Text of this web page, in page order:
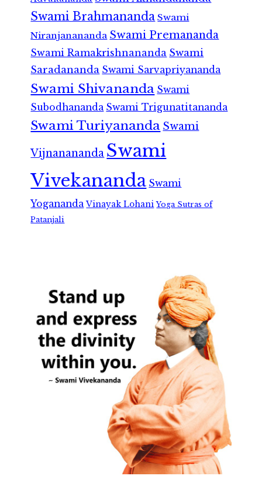
Swami Brahmananda Swami
Niranjanananda Swami Premananda
Swami Ramakrishnananda Swami
Saradananda Swami Sarvapriyananda
Swami Shivananda Swami
Subodhananda Swami Trigunatitananda
Swami Turiyananda Swami
Vijnanananda Swami
Vivekananda Swami
Yogananda Vinayak Lohani Yoga Sutras of
Patanjali